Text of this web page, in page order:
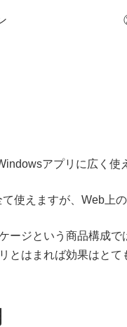
アプリに広く使
使えますが、Web上
ージという商品構成
とはまれば効果はとて